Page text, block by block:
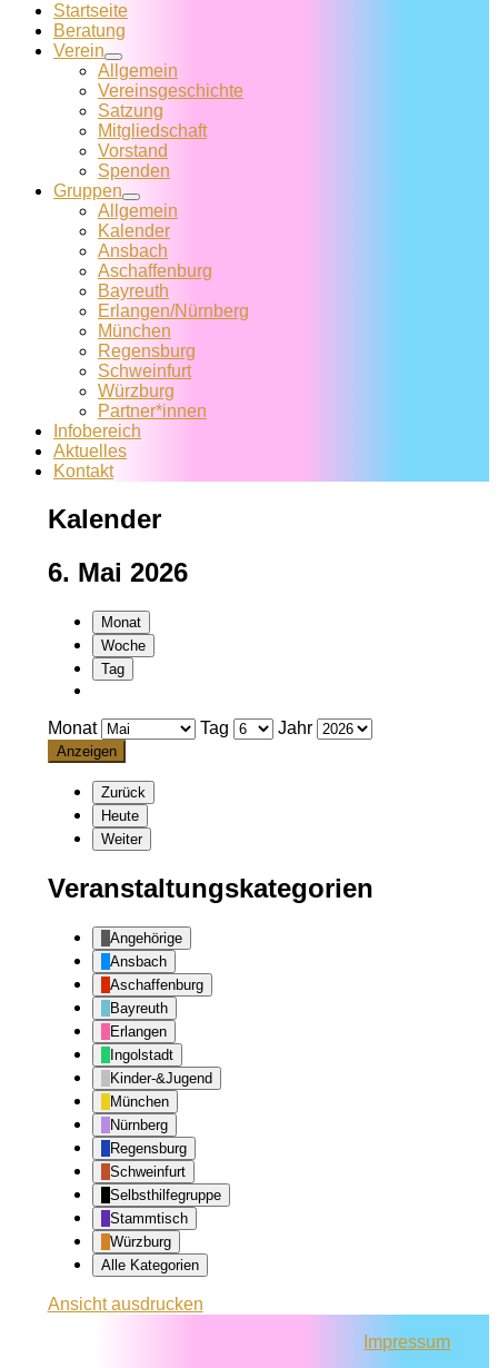
Startseite
Beratung
Verein
Allgemein
Vereins­geschichte
Satzung
Mitglied­schaft
Vorstand
Spenden
Gruppen
Allgemein
Kalender
Ansbach
Aschaffenburg
Bayreuth
Erlangen/Nürnberg
München
Regensburg
Schweinfurt
Würzburg
Partner*innen
Infobereich
Aktuelles
Kontakt
Kalender
6. Mai 2026
Monat
Woche
Tag
Monat Tag Jahr
Zurück
Heute
Weiter
Veranstaltungskategorien
Angehörige
Ansbach
Aschaffenburg
Bayreuth
Erlangen
Ingolstadt
Kinder-&Jugend
München
Nürnberg
Regensburg
Schweinfurt
Selbsthilfegruppe
Stammtisch
Würzburg
Alle Kategorien
Ansichtausdrucken
Impressum